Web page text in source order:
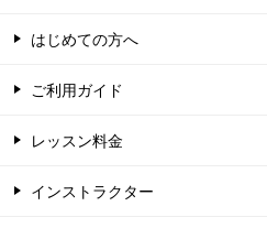
はじめての方へ
ご利用ガイド
レッスン料金
インストラクター